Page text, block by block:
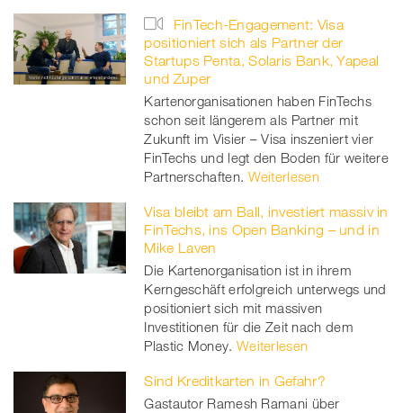
FinTech-Engagement: Visa
positioniert sich als Partner der
Startups Penta, Solaris Bank, Yapeal
und Zuper
Kartenorganisationen haben FinTechs
schon seit längerem als Partner mit
Zukunft im Visier – Visa inszeniert vier
FinTechs und legt den Boden für weitere
Partnerschaften. Weiterlesen
Visa bleibt am Ball, investiert massiv in
FinTechs, ins Open Banking – und in
Mike Laven
Die Kartenorganisation ist in ihrem
Kerngeschäft erfolgreich unterwegs und
positioniert sich mit massiven
Investitionen für die Zeit nach dem
Plastic Money. Weiterlesen
Sind Kreditkarten in Gefahr?
Gastautor Ramesh Ramani über